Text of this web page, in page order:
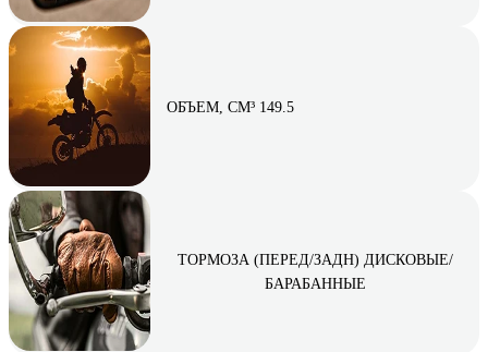
ОБЪЕМ, СМ³ 149.5
ТОРМОЗА (ПЕРЕД/ЗАДН) ДИСКОВЫЕ/
БАРАБАННЫЕ